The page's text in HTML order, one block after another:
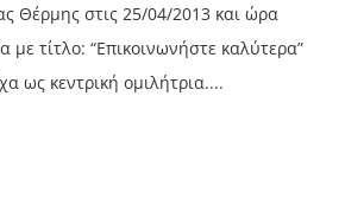
Θέρμης στις 25/04/2013 και ώρα
με τίτλο: “Επικοινωνήστε καλύτερα”
ως κεντρική ομιλήτρια....